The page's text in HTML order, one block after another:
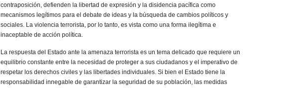
contraposición, defienden la libertad de expresión y la disidencia pacífica como
mecanismos legítimos para el debate de ideas y la búsqueda de cambios políticos y
sociales. La violencia terrorista, por lo tanto, es vista como una forma ilegítima e
inaceptable de acción política.
La respuesta del Estado ante la amenaza terrorista es un tema delicado que requiere un
equilibrio constante entre la necesidad de proteger a sus ciudadanos y el imperativo de
respetar los derechos civiles y las libertades individuales. Si bien el Estado tiene la
responsabilidad innegable de garantizar la seguridad de su población, las medidas